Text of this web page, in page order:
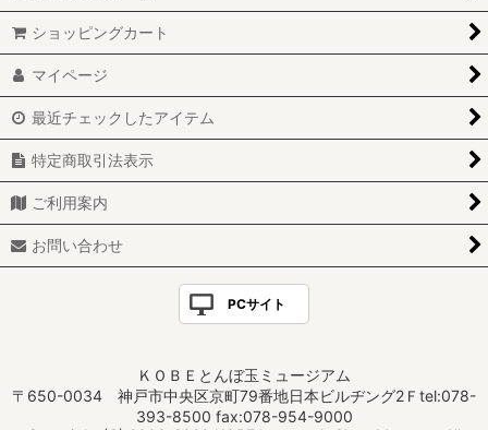
ショッピングカート
マイページ
最近チェックしたアイテム
特定商取引法表示
ご利用案内
お問い合わせ
PCサイト
ＫＯＢＥとんぼ玉ミュージアム
〒650-0034 神戸市中央区京町79番地日本ビルヂング2Ｆtel:078-
393-8500 fax:078-954-9000